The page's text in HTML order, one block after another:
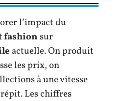
l’impact du
fashionsur
actuelle. On produit
les prix, on
à une vitesse
Les chiffres